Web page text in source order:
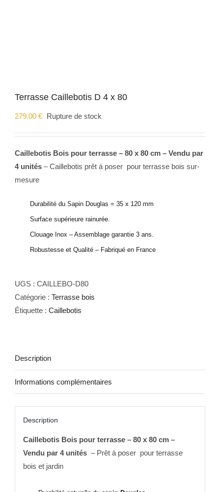
Terrasse Caillebotis D 4 x 80
279.00 € Rupture de stock
Caillebotis Bois pour terrasse – 80 x 80 cm – Vendu par
4 unités – Caillebotis prêt à poser pour terrasse bois sur-
mesure
Durabilité du Sapin Douglas = 35 x 120 mm
Surface supérieure rainurée.
Clouage Inox – Assemblage garantie 3 ans.
Robustesse et Qualité – Fabriqué en France
UGS : CAILLEBO-D80
Catégorie : Terrasse bois
Étiquette : Caillebotis
Description
Informations complémentaires
Description
Caillebotis Bois pour terrasse – 80 x 80 cm –
Vendu par 4 unités – Prêt à poser pour terrasse
bois et jardin